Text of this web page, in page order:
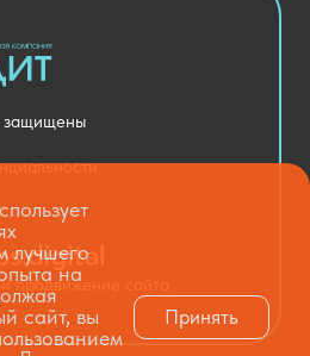
продвижение сайта
лучшего
на
сайт, вы
Принять